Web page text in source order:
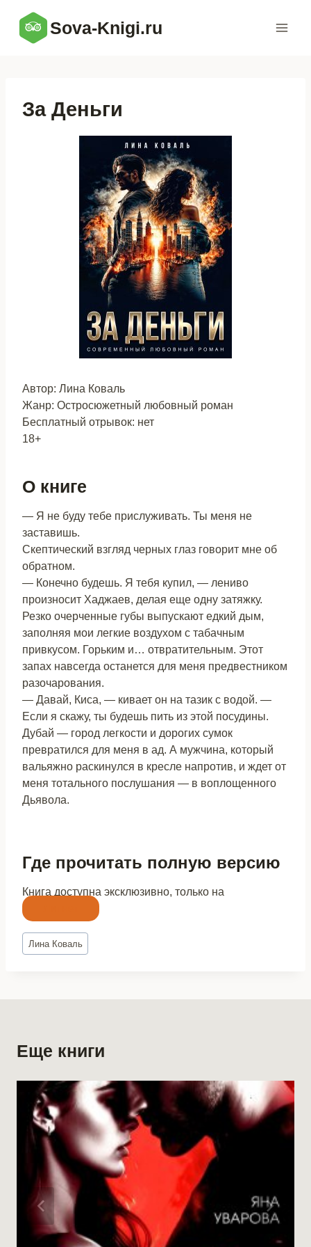
содержимому
Sova-Knigi.ru
За Деньги
Автор: Лина Коваль
Жанр: Остросюжетный любовный роман
Бесплатный отрывок: нет
18+
О книге
— Я не буду тебе прислуживать. Ты меня не
заставишь.
Скептический взгляд черных глаз говорит мне об
обратном.
— Конечно будешь. Я тебя купил, — лениво
произносит Хаджаев, делая еще одну затяжку.
Резко очерченные губы выпускают едкий дым,
заполняя мои легкие воздухом с табачным
привкусом. Горьким и… отвратительным. Этот
запах навсегда останется для меня предвестником
разочарования.
— Давай, Киса, — кивает он на тазик с водой. —
Если я скажу, ты будешь пить из этой посудины.
Дубай — город легкости и дорогих сумок
превратился для меня в ад. А мужчина, который
вальяжно раскинулся в кресле напротив, и ждет от
меня тотального послушания — в воплощенного
Дьявола.
Где прочитать полную версию
Книга доступна эксклюзивно, только на
Метки
записи:
Лина Коваль
Еще книги